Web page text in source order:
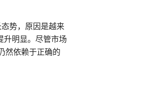
势，原因是越来
升明显。尽管市场
然依赖于正确的